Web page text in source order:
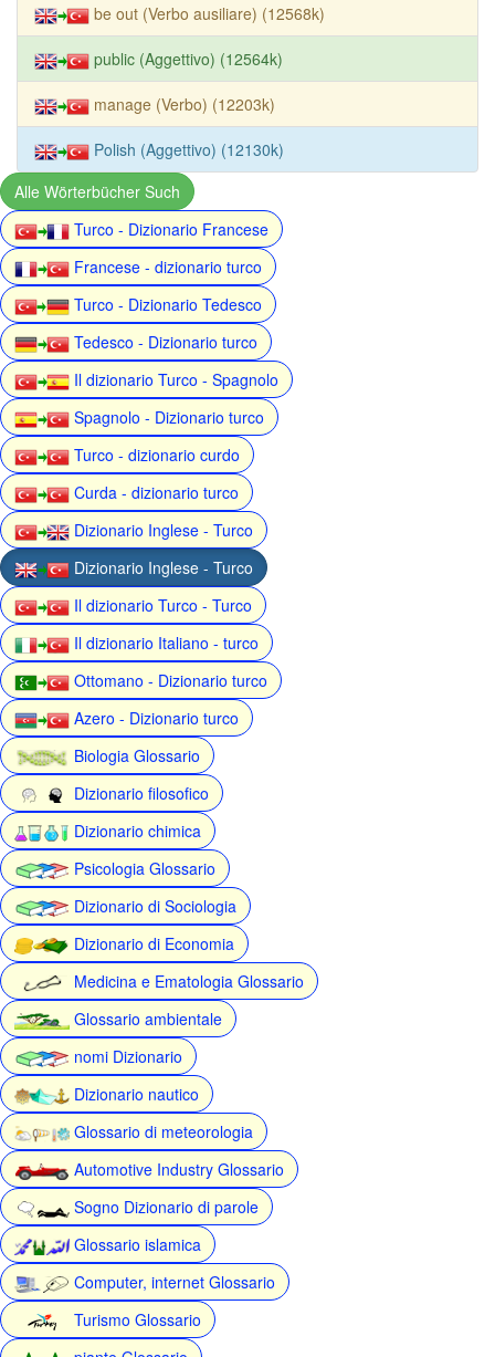
be out (Verbo ausiliare) (12568k)
public (Aggettivo) (12564k)
manage (Verbo) (12203k)
Polish (Aggettivo) (12130k)
Alle Wörterbücher Such
Turco - Dizionario Francese
Francese - dizionario turco
Turco - Dizionario Tedesco
Tedesco - Dizionario turco
Il dizionario Turco - Spagnolo
Spagnolo - Dizionario turco
Turco - dizionario curdo
Curda - dizionario turco
Dizionario Inglese - Turco
Dizionario Inglese - Turco
Il dizionario Turco - Turco
Il dizionario Italiano - turco
Ottomano - Dizionario turco
Azero - Dizionario turco
Biologia Glossario
Dizionario filosofico
Dizionario chimica
Psicologia Glossario
Dizionario di Sociologia
Dizionario di Economia
Medicina e Ematologia Glossario
Glossario ambientale
nomi Dizionario
Dizionario nautico
Glossario di meteorologia
Automotive Industry Glossario
Sogno Dizionario di parole
Glossario islamica
Computer, internet Glossario
Turismo Glossario